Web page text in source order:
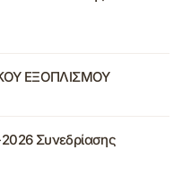
ΕΞΟΠΛΙΣΜΟΥ
Συνεδρίασης